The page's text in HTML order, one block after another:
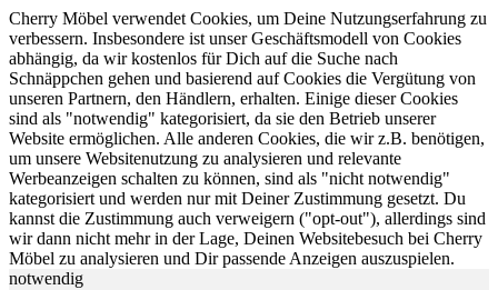
Cherry Möbel verwendet Cookies, um Deine Nutzungserfahrung zu
verbessern. Insbesondere ist unser Geschäftsmodell von Cookies
abhängig, da wir kostenlos für Dich auf die Suche nach
Schnäppchen gehen und basierend auf Cookies die Vergütung von
unseren Partnern, den Händlern, erhalten. Einige dieser Cookies
sind als "notwendig" kategorisiert, da sie den Betrieb unserer
Website ermöglichen. Alle anderen Cookies, die wir z.B. benötigen,
um unsere Websitenutzung zu analysieren und relevante
Werbeanzeigen schalten zu können, sind als "nicht notwendig"
kategorisiert und werden nur mit Deiner Zustimmung gesetzt. Du
kannst die Zustimmung auch verweigern ("opt-out"), allerdings sind
wir dann nicht mehr in der Lage, Deinen Websitebesuch bei Cherry
Möbel zu analysieren und Dir passende Anzeigen auszuspielen.
notwendig